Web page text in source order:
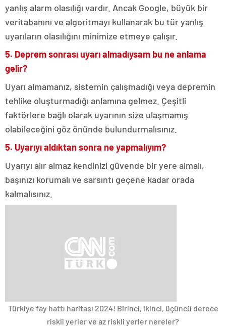
yanlış alarm olasılığı vardır. Ancak Google, büyük bir
veritabanını ve algoritmayı kullanarak bu tür yanlış
uyarıların olasılığını minimize etmeye çalışır.
5. Deprem sonrası uyarı almadıysam bu ne anlama
gelir?
Uyarı almamanız, sistemin çalışmadığı veya depremin
tehlike oluşturmadığı anlamına gelmez. Çeşitli
faktörlere bağlı olarak uyarının size ulaşmamış
olabileceğini göz önünde bulundurmalısınız.
5. Uyarıyı aldıktan sonra ne yapmalıyım?
Uyarıyı alır almaz kendinizi güvende bir yere almalı,
başınızı korumalı ve sarsıntı geçene kadar orada
kalmalısınız.
Türkiye fay hattı haritası 2024! Birinci, ikinci, üçüncü derece
riskli yerler ve az riskli yerler nereler?